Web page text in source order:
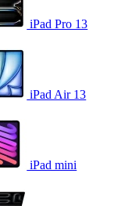
iPad Pro 13
iPad Air 13
iPad mini